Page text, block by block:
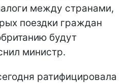
между странами,
поездки граждан
будут
министр.
ратифицировала